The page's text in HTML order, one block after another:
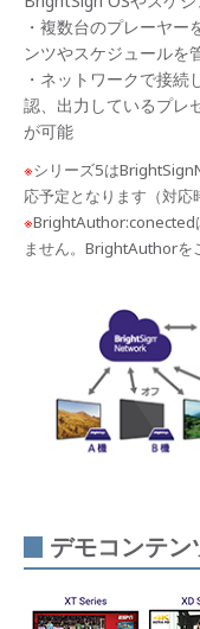
・複数台のプレーヤ
ンツやスケジュールを
・ネットワークで接
認、出力しているプレ
が可能
※シリーズ5は
応予定となります（対応
※BrightAuthor:conected
ません。BrightAuthorを
デモコンテ